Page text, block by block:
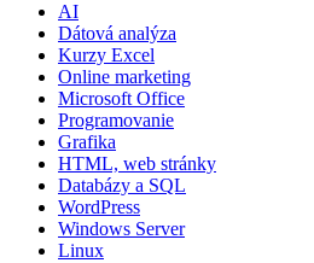
AI
Dátová analýza
Kurzy Excel
Online marketing
Microsoft Office
Programovanie
Grafika
HTML, web stránky
Databázy a SQL
WordPress
Windows Server
Linux